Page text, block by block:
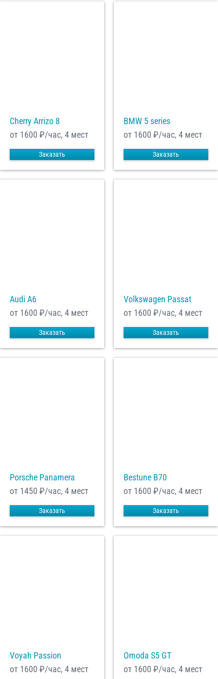
Cherry Arrizo 8
от 1600 ₽/час, 4 мест
Заказать
BMW 5 series
от 1600 ₽/час, 4 мест
Заказать
Audi A6
от 1600 ₽/час, 4 мест
Заказать
Volkswagen Passat
от 1600 ₽/час, 4 мест
Заказать
Porsche Panamera
от 1450 ₽/час, 4 мест
Заказать
Bestune B70
от 1600 ₽/час, 4 мест
Заказать
Voyah Passion
от 1600 ₽/час, 4 мест
Omoda S5 GT
от 1600 ₽/час, 4 мест